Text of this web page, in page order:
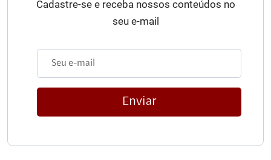
Cadastre-se e receba nossos conteúdos no
seu e-mail
Enviar